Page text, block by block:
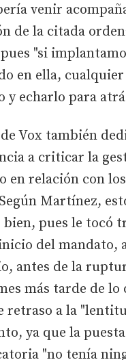
venir
de la citada
"si
en ella,
y echarlo para
Vox también
a criticar la
en relación con los
Martínez,
bien, pues le tocó
del mandato,
antes de la
más tarde de lo
retraso a la
ya que la
"no tenía